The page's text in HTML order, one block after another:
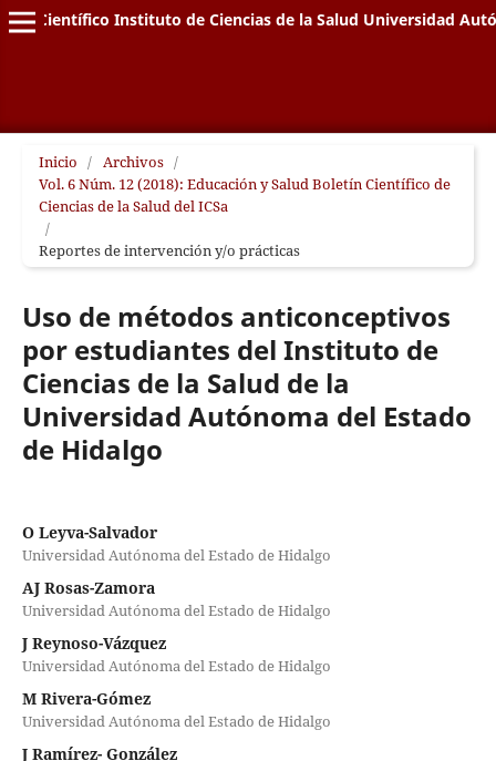
Científico Instituto de Ciencias de la Salud Universidad
Inicio / Archivos /
Vol. 6 Núm. 12 (2018): Educación y Salud Boletín Científico de
Ciencias de la Salud del ICSa
/
Reportes de intervención y/o prácticas
Uso de métodos anticonceptivos
por estudiantes del Instituto de
Ciencias de la Salud de la
Universidad Autónoma del Estado
de Hidalgo
O Leyva-Salvador
Universidad Autónoma del Estado de Hidalgo
AJ Rosas-Zamora
Universidad Autónoma del Estado de Hidalgo
J Reynoso-Vázquez
Universidad Autónoma del Estado de Hidalgo
M Rivera-Gómez
Universidad Autónoma del Estado de Hidalgo
J Ramírez- González